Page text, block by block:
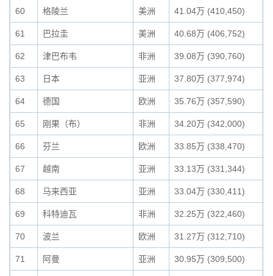
60 格陵兰 美洲 41.04万 (410,450)
61 巴拉圭 美洲 40.68万 (406,752)
62 津巴布韦 非洲 39.08万 (390,760)
63 日本 亚洲 37.80万 (377,974)
64 德国 欧洲 35.76万 (357,590)
65 刚果（布） 非洲 34.20万 (342,000)
66 芬兰 欧洲 33.85万 (338,470)
67 越南 亚洲 33.13万 (331,344)
68 马来西亚 亚洲 33.04万 (330,411)
69 科特迪瓦 非洲 32.25万 (322,460)
70 波兰 欧洲 31.27万 (312,710)
71 阿曼 亚洲 30.95万 (309,500)